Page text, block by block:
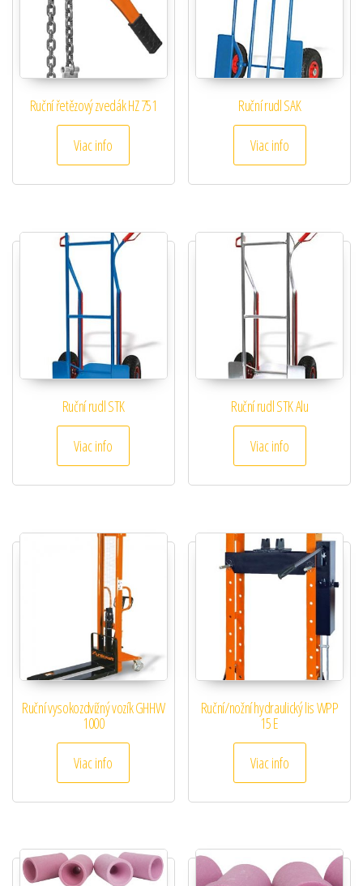
Ruční řetězový zvedák HZ 751
Viac info
Ruční rudl SAK
Viac info
Ruční rudl STK
Viac info
Ruční rudl STK Alu
Viac info
Ruční vysokozdvižný vozík GHHW
1000
Viac info
Ruční/nožní hydraulický lis WPP
15 E
Viac info